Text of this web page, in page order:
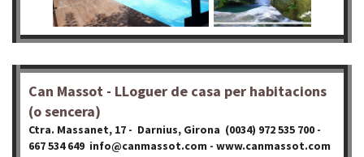
Can Massot - LLoguer de casa per habitacions
(o sencera)
Ctra. Massanet, 17 - Darnius, Girona (0034) 972 535 700 -
667 534 649 info@canmassot.com - www.canmassot.com